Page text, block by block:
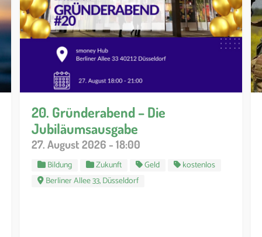
20. Gründerabend – Die
Jubiläumsausgabe
27. August 2026 - 18:00
Bildung Zukunft Geld
kostenlos
Berliner Allee 33, Düsseldorf